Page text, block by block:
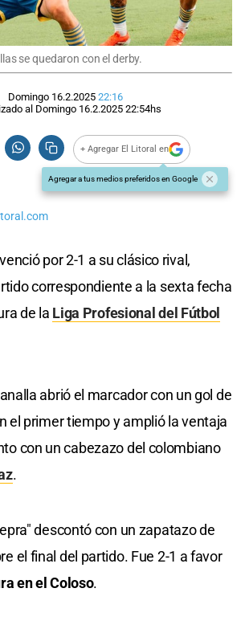
se quedaron con el derby.
Domingo 16.2.2025 22:16
al Domingo 16.2.2025 22:54hs
+ Agregar El Litoral en
Agregar a tus medios preferidos en Google
venció por 2-1 a su clásico rival,
correspondiente a la sexta fecha
de la Liga Profesional del Fútbol
abrió el marcador con un gol de
el primer tiempo y amplió la ventaja
con un cabezazo del colombiano
.
descontó con un zapatazo de
el final del partido. Fue 2-1 a favor
en el Coloso.